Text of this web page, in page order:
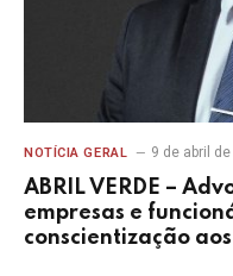
NOTÍCIA GERAL 9 de abril
ABRIL VERDE –
empresas e
conscientização